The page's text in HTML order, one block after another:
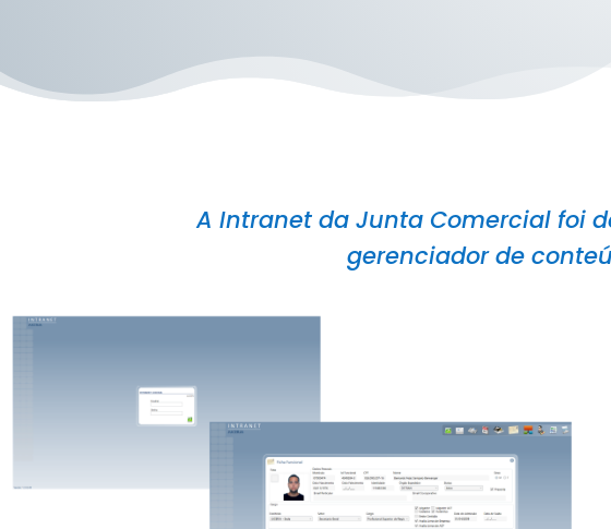
A Intranet da Junta Comercial foi
gerenciador de